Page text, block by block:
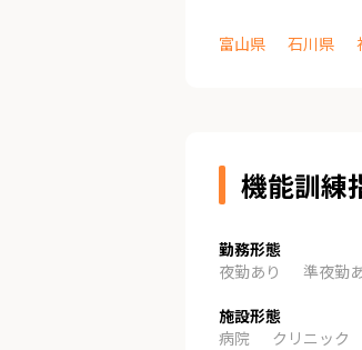
富山県 石川県
機能訓練
勤務形態
夜勤あり
準夜勤
施設形態
病院
クリニック